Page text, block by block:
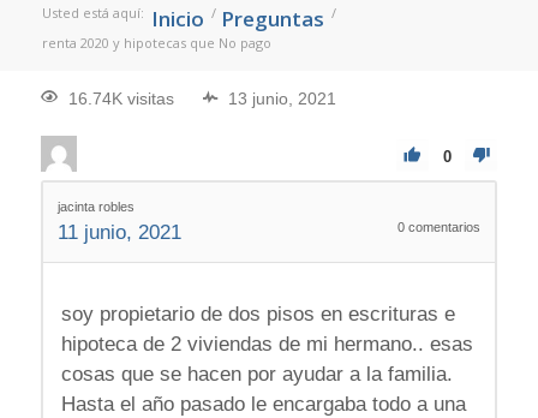
Usted está aquí: Inicio / Preguntas /
renta 2020 y hipotecas que No pago
16.74K visitas 13 junio, 2021
0
jacinta robles
11 junio, 2021 0 comentarios
soy propietario de dos pisos en escrituras e
hipoteca de 2 viviendas de mi hermano.. esas
cosas que se hacen por ayudar a la familia.
Hasta el año pasado le encargaba todo a una